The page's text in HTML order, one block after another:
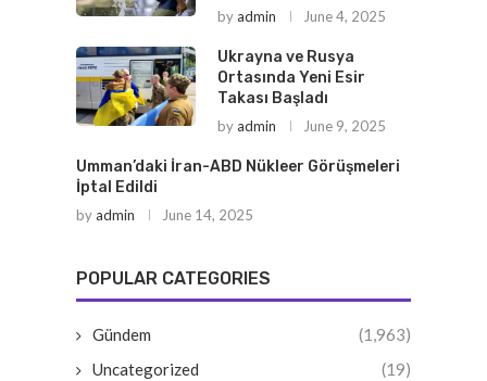
byadmin June 4, 2025
Ukrayna ve Rusya
Ortasında Yeni Esir
Takası Başladı
byadmin June 9, 2025
Umman’daki İran-ABD Nükleer Görüşmeleri
İptal Edildi
byadmin June 14, 2025
POPULAR CATEGORIES
Gündem
(1,963)
Uncategorized
(19)